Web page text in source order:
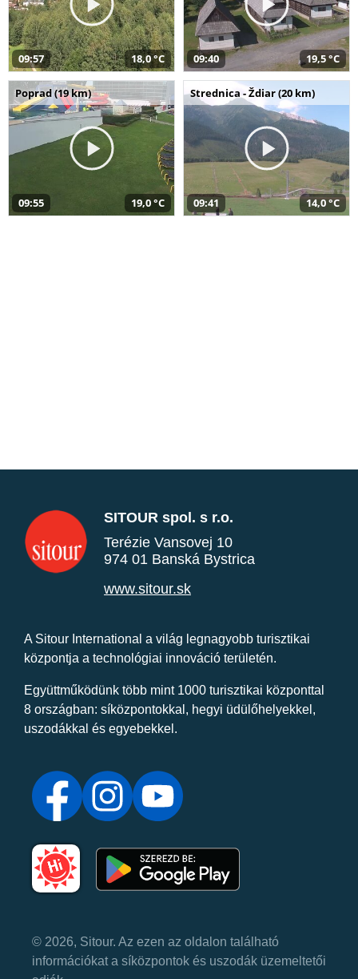
09:57 18,0 °C 09:40 19,5 °C
Poprad (19 km)
09:55 19,0 °C
Strednica - Ždiar (20 km)
09:41 14,0 °C
SITOUR spol. s r.o.
Terézie Vansovej 10
974 01 Banská Bystrica
www.sitour.sk
A Sitour International a világ legnagyobb turisztikai
központja a technológiai innováció területén.
Együttműködünk több mint 1000 turisztikai központtal
8 országban: síközpontokkal, hegyi üdülőhelyekkel,
uszodákkal és egyebekkel.
© 2026, Sitour. Az ezen az oldalon található
információkat a síközpontok és uszodák üzemeltetői